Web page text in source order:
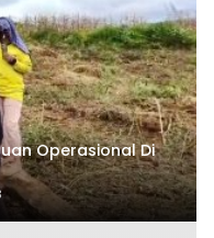
Operasional Di